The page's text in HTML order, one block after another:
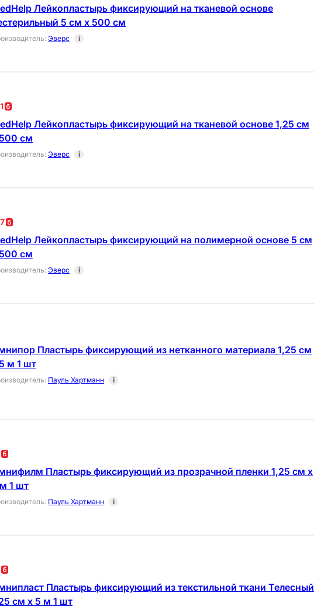
Лейкопластырь фиксирующий на тканевой основе
5 см х 500 см
: Эверс i
Лейкопластырь фиксирующий на тканевой основе 1,25 см
см
: Эверс i
Лейкопластырь фиксирующий на полимерной основе 5 см
см
: Эверс i
Пластырь фиксирующий из нетканного материала 1,25 см
м 1 шт
: Пауль Хартманн i
Пластырь фиксирующий из прозрачной пленки 1,25 см х
1 шт
: Пауль Хартманн i
Пластырь фиксирующий из текстильной ткани Телесный
см х 5 м 1 шт